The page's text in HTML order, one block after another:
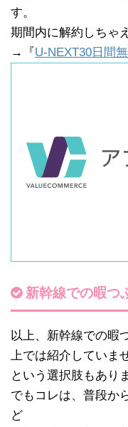
す。
期間内に解約しちゃ
→『U-NEXT30日間
新幹線での暇つ
以上、新幹線での暇
上では紹介していま
という選択肢もあり
でもコレは、普段か
ど